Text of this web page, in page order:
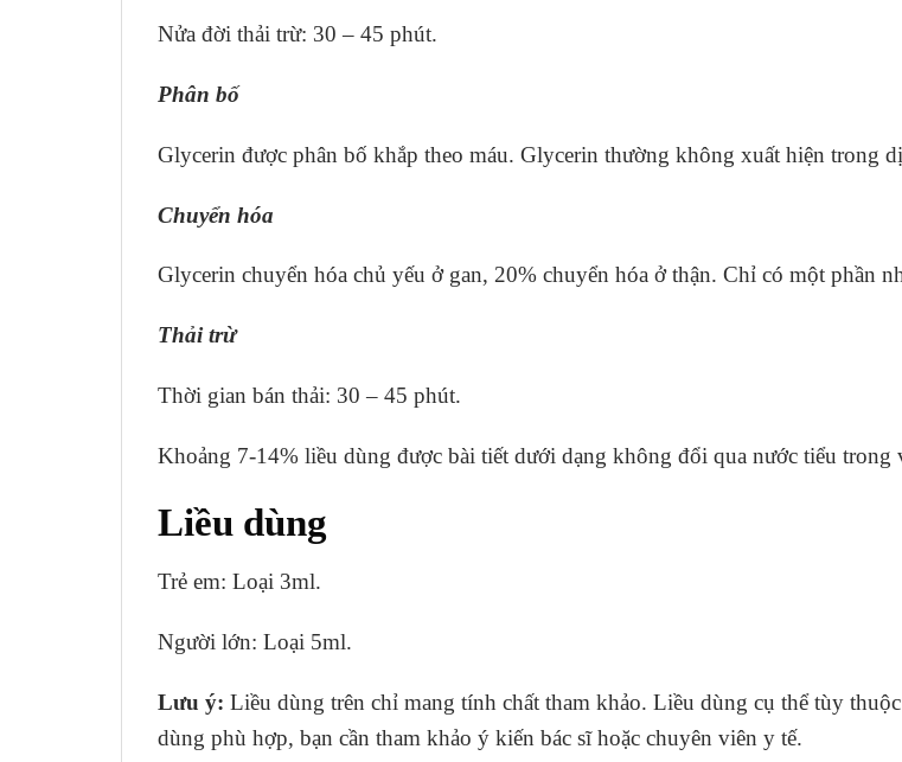
Nửa đời thải trừ: 30 – 45 phút.
Phân bố
Glycerin được phân bố khắp theo máu. Glycerin thường không xuất hiện trong
Chuyển hóa
Glycerin chuyển hóa chủ yếu ở gan, 20% chuyển hóa ở thận. Chỉ có một phần
Thải trừ
Thời gian bán thải: 30 – 45 phút.
Khoảng 7-14% liều dùng được bài tiết dưới dạng không đổi qua nước tiểu trong
Liều dùng
Trẻ em: Loại 3ml.
Người lớn: Loại 5ml.
Lưu ý: Liều dùng trên chỉ mang tính chất tham khảo. Liều dùng cụ thể tùy
dùng phù hợp, bạn cần tham khảo ý kiến bác sĩ hoặc chuyên viên y tế.